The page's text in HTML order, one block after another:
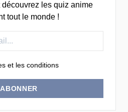
les quiz anime
tout le monde !
et les conditions